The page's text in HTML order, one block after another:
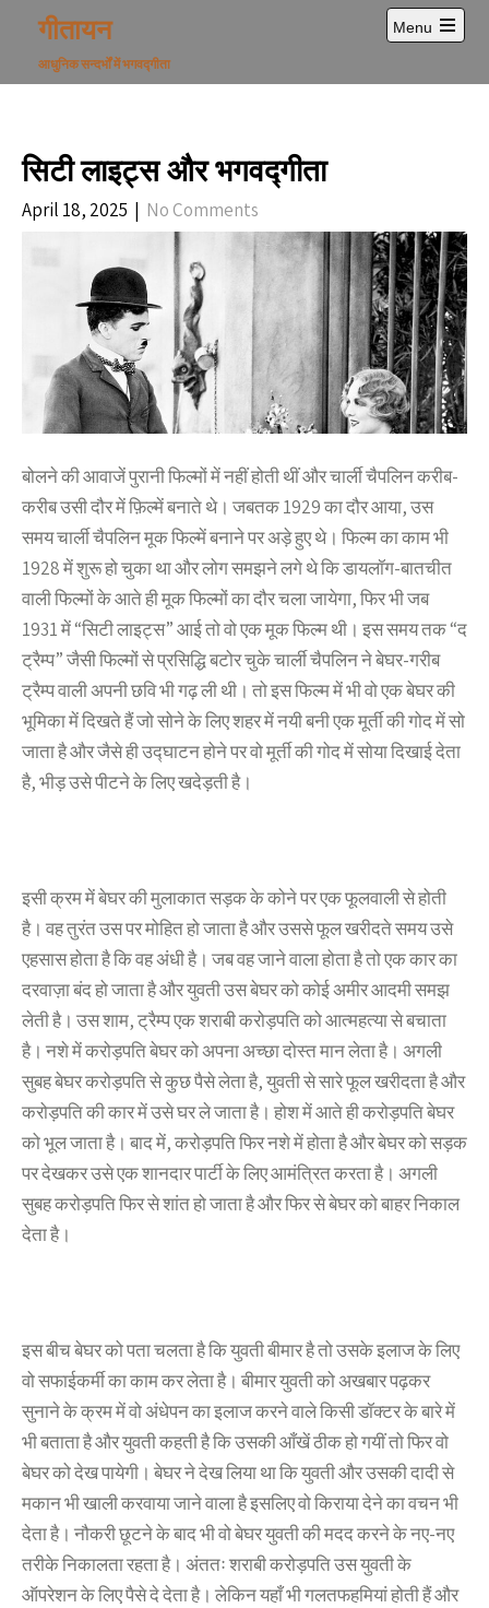
content
गीतायन
आधुनिक सन्दर्भों में भगवद्गीता
Menu
Open
सिटी लाइट्स और भगवद्गीता
April 18, 2025 | No Comments
बोलने की आवाजें पुरानी फिल्मों में नहीं होती थीं और चार्ली चैपलिन करीब-
करीब उसी दौर में फ़िल्में बनाते थे। जबतक 1929 का दौर आया, उस
समय चार्ली चैपलिन मूक फिल्में बनाने पर अड़े हुए थे। फिल्म का काम भी
1928 में शुरू हो चुका था और लोग समझने लगे थे कि डायलॉग-बातचीत
वाली फिल्मों के आते ही मूक फिल्मों का दौर चला जायेगा, फिर भी जब
1931 में “सिटी लाइट्स” आई तो वो एक मूक फिल्म थी। इस समय तक “द
ट्रैम्प” जैसी फिल्मों से प्रसिद्धि बटोर चुके चार्ली चैपलिन ने बेघर-गरीब
ट्रैम्प वाली अपनी छवि भी गढ़ ली थी। तो इस फिल्म में भी वो एक बेघर की
भूमिका में दिखते हैं जो सोने के लिए शहर में नयी बनी एक मूर्ती की गोद में सो
जाता है और जैसे ही उद्घाटन होने पर वो मूर्ती की गोद में सोया दिखाई देता
है, भीड़ उसे पीटने के लिए खदेड़ती है।
इसी क्रम में बेघर की मुलाकात सड़क के कोने पर एक फूलवाली से होती
है। वह तुरंत उस पर मोहित हो जाता है और उससे फूल खरीदते समय उसे
एहसास होता है कि वह अंधी है। जब वह जाने वाला होता है तो एक कार का
दरवाज़ा बंद हो जाता है और युवती उस बेघर को कोई अमीर आदमी समझ
लेती है। उस शाम, ट्रैम्प एक शराबी करोड़पति को आत्महत्या से बचाता
है। नशे में करोड़पति बेघर को अपना अच्छा दोस्त मान लेता है। अगली
सुबह बेघर करोड़पति से कुछ पैसे लेता है, युवती से सारे फूल खरीदता है और
करोड़पति की कार में उसे घर ले जाता है। होश में आते ही करोड़पति बेघर
को भूल जाता है। बाद में, करोड़पति फिर नशे में होता है और बेघर को सड़क
पर देखकर उसे एक शानदार पार्टी के लिए आमंत्रित करता है। अगली
सुबह करोड़पति फिर से शांत हो जाता है और फिर से बेघर को बाहर निकाल
देता है।
इस बीच बेघर को पता चलता है कि युवती बीमार है तो उसके इलाज के लिए
वो सफाईकर्मी का काम कर लेता है। बीमार युवती को अखबार पढ़कर
सुनाने के क्रम में वो अंधेपन का इलाज करने वाले किसी डॉक्टर के बारे में
भी बताता है और युवती कहती है कि उसकी आँखें ठीक हो गयीं तो फिर वो
बेघर को देख पायेगी। बेघर ने देख लिया था कि युवती और उसकी दादी से
मकान भी खाली करवाया जाने वाला है इसलिए वो किराया देने का वचन भी
देता है। नौकरी छूटने के बाद भी वो बेघर युवती की मदद करने के नए-नए
तरीके निकालता रहता है। अंततः शराबी करोड़पति उस युवती के
ऑपरेशन के लिए पैसे दे देता है। लेकिन यहाँ भी गलतफहमियां होती हैं और